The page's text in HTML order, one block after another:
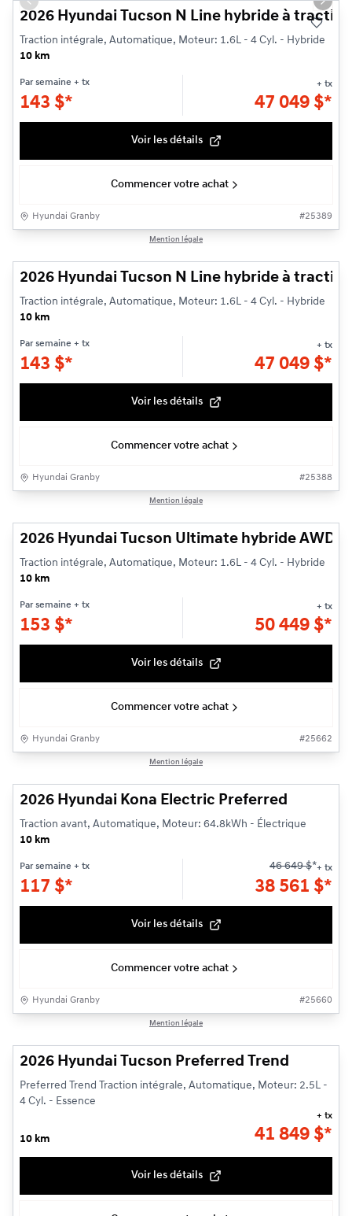
Previous slide Next
2026 Hyundai Tucson N Line hybride à
Traction intégrale, Automatique, Moteur: 1.6L - 4 Cyl. - Hybride
10 km
Par semaine + tx
143 $*
+ tx
47 049 $*
Voir les détails
Commencer votre achat
Hyundai Granby #25389
Mention légale
2026 Hyundai Tucson N Line hybride à
Traction intégrale, Automatique, Moteur: 1.6L - 4 Cyl. - Hybride
10 km
Par semaine + tx
143 $*
+ tx
47 049 $*
Voir les détails
Commencer votre achat
Hyundai Granby #25388
Mention légale
2026 Hyundai Tucson Ultimate hybride AWD
Traction intégrale, Automatique, Moteur: 1.6L - 4 Cyl. - Hybride
10 km
Par semaine + tx
153 $*
+ tx
50 449 $*
Voir les détails
Commencer votre achat
Hyundai Granby #25662
Mention légale
2026 Hyundai Kona Electric Preferred
Traction avant, Automatique, Moteur: 64.8kWh - Électrique
10 km
Par semaine + tx
117 $*
46 649$*+ tx
38 561 $*
Voir les détails
Commencer votre achat
Hyundai Granby #25660
Mention légale
2026 Hyundai Tucson Preferred Trend
Preferred Trend Traction intégrale, Automatique, Moteur: 2.5L -
4 Cyl. - Essence
10 km 41 849 $*
+ tx
Voir les détails